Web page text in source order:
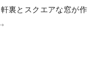
裏とスクエアな窓が作